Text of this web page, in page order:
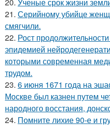
21. Серийному убийце
смягчили.
22. Рост
эпидемией
которыми современная
трудом.
23. 6 июня 1671 года на
Москве был казнен путем
народного восстания,
24. Помните лихие 90-е и